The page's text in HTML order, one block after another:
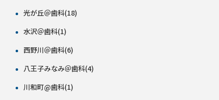
光が丘＠歯科(18)
水沢＠歯科(1)
西野川＠歯科(6)
八王子みなみ＠歯科(4)
川和町@歯科(1)